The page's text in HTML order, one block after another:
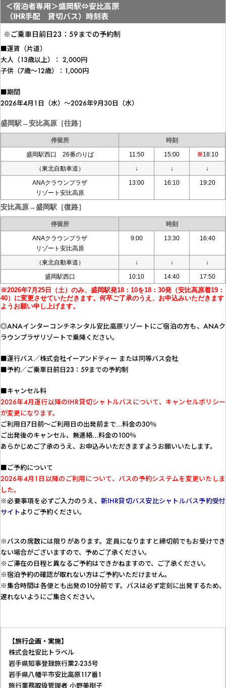
＜宿泊者専用＞盛岡駅⇔安比高原
（IHR手配 貸切バス）時刻表
※ご乗車日前日23：59までの予約制
■運賃（片道）
大人（13歳以上）： 2,000円
子供（7歳～12歳）：1,000円
■期間
2026年4月1日（水）～2026年9月30日（水）
盛岡駅→安比高原［往路］
停留所
時刻
盛岡駅西口 26番のりば
11:50 15:00 ※18:10
（東北自動車道）
↓ ↓
↓
ANAクラウンプラザ
リゾート安比高原
13:00 16:10 19:20
安比高原→盛岡駅［復路］
停留所
時刻
ANAクラウンプラザ
リゾート安比高原
9:00 13:30 16:40
（東北自動車道） ↓ ↓
↓
盛岡駅西口
10:10 14:40 17:50
※2026年7月25日（土）のみ、盛岡駅発18：10を18：30発（安比高原着19：
40）に変更させていただきます。何卒ご了承のうえ、お申込みいただきます
ようお願い申し上げます。
◎ANAインターコンチネンタル安比高原リゾートにご宿泊の方も、ANAク
ラウンプラザリゾートで乗降ください。
■運行バス／株式会社イーアンドティー または同等バス会社
■予約／ご乗車日前日23：59までの予約制
■キャンセル料
2026年4月運行以降のIHR貸切シャトルバスについて、キャンセルポリシー
が変更になります。
ご利用日7日前～ご利用日の出発前まで…料金の30％
ご出発後のキャンセル、無連絡…料金の100％
あらかじめご了承のうえ、お申込みいただきますようお願いいたします。
■ご予約について
2026年4月1日以降のご利用について、バスの予約システムを変更いたしま
した。
※必要事項を必ずご入力のうえ、 新IHR貸切バス安比シャトルバス予約受付
サイトよりご予約ください。
※バスの席数には限りがあります。定員になりますと締切前でもお受けでき
ない場合がございますので、予めご了承ください。
※ご滞在の日程と異なるご予約はできかねますので、ご了承ください。
※宿泊予約の確認が取れない方はご予約いただけません。
※集合時間は各便とも出発の10分前です。バスは必ず定刻に出発するため、
遅れないようにご集合ください。
【旅行企画・実施】
株式会社安比トラベル
岩手県知事登録旅行業2-235号
岩手県八幡平市安比高原117番1
旅行業務取扱管理者 小野美樹子